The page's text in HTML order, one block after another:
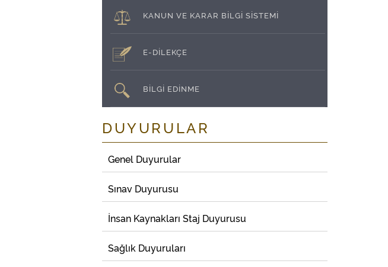
KANUN VE KARAR BİLGİ SİSTEMİ
E-DİLEKÇE
BİLGİ EDİNME
DUYURULAR
Genel Duyurular
Sınav Duyurusu
İnsan Kaynakları Staj Duyurusu
Sağlık Duyuruları